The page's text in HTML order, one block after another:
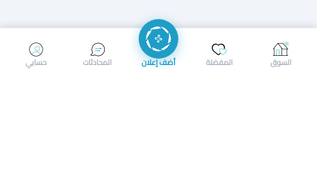
إرسال رسالة إجراء مكالمة
حسابي المحادثات أضف إعلان المفضلة السوق